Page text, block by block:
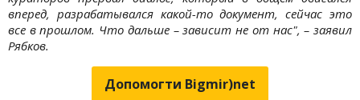
вперед, разрабатывался какой-то документ, сейчас это
все в прошлом. Что дальше – зависит не от нас", – заявил
Рябков.
Допомогти Bigmir)net